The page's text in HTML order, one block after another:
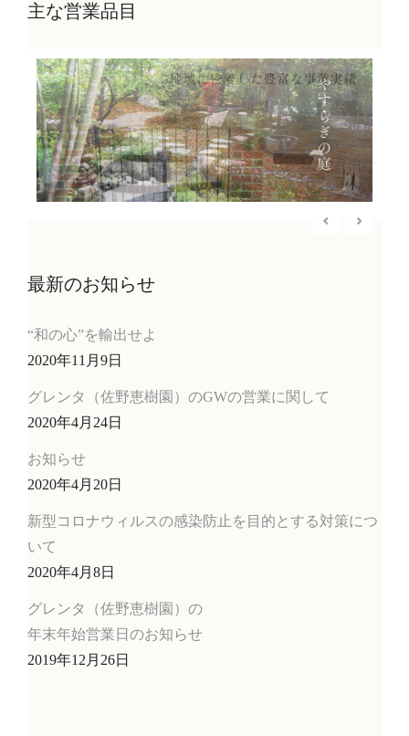
主な営業品目
最新のお知らせ
“和の心”を輸出せよ
2020年11月9日
グレンタ（佐野恵樹園）のGWの営業に関して
2020年4月24日
お知らせ
2020年4月20日
新型コロナウィルスの感染防止を目的とする対策につ
いて
2020年4月8日
グレンタ（佐野恵樹園）の
年末年始営業日のお知らせ
2019年12月26日